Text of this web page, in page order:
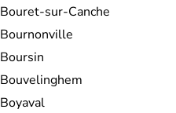
Bouret-sur-Canche
Bournonville
Boursin
Bouvelinghem
Boyaval